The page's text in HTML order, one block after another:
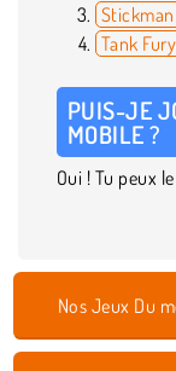
Tank Fury
PUIS-JE
MOBILE ?
Oui ! Tu peux
Nos Jeux Du